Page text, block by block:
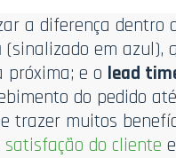
a diferença dentro
(sinalizado em azul),
próxima; e o lead
do pedido
trazer muitos
do cliente